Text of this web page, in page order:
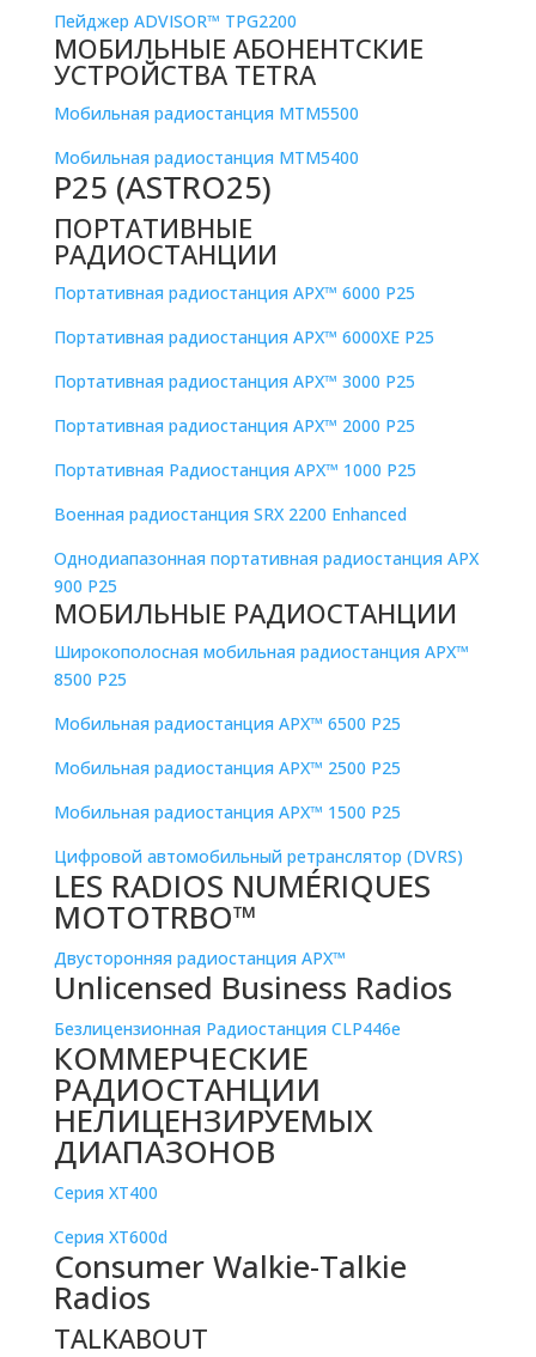
Пейджер ADVISOR™ TPG2200
МОБИЛЬНЫЕ АБОНЕНТСКИЕ
УСТРОЙСТВА TETRA
Мобильная радиостанция MTM5500
Мобильная радиостанция MTM5400
P25 (ASTRO25)
ПОРТАТИВНЫЕ
РАДИОСТАНЦИИ
Портативная радиостанция APX™ 6000 P25
Портативная радиостанция APX™ 6000XE P25
Портативная радиостанция APX™ 3000 P25
Портативная радиостанция APX™ 2000 P25
Портативная Радиостанция APX™ 1000 P25
Военная радиостанция SRX 2200 Enhanced
Однодиапазонная портативная радиостанция APX
900 P25
МОБИЛЬНЫЕ РАДИОСТАНЦИИ
Широкополосная мобильная радиостанция APX™
8500 P25
Мобильная радиостанция APX™ 6500 P25
Мобильная радиостанция APX™ 2500 P25
Мобильная радиостанция APX™ 1500 P25
Цифровой автомобильный ретранслятор (DVRS)
LES RADIOS NUMÉRIQUES
MOTOTRBO™
Двусторонняя радиостанция APX™
Unlicensed Business Radios
Безлицензионная Радиостанция CLP446e
КОММЕРЧЕСКИЕ
РАДИОСТАНЦИИ
НЕЛИЦЕНЗИРУЕМЫХ
ДИАПАЗОНОВ
Серия XT400
Серия XT600d
Consumer Walkie-Talkie
Radios
TALKABOUT